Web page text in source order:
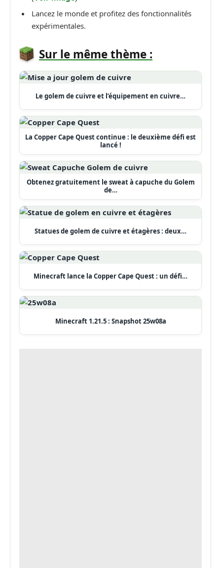
Lancez le monde et profitez des fonctionnalités
expérimentales.
Sur le même thème :
Le golem de cuivre et l’équipement en cuivre…
La Copper Cape Quest continue : le deuxième défi est
lancé !
Obtenez gratuitement le sweat à capuche du Golem
de…
Statues de golem de cuivre et étagères : deux…
Minecraft lance la Copper Cape Quest : un défi…
Minecraft 1.21.5 : Snapshot 25w08a